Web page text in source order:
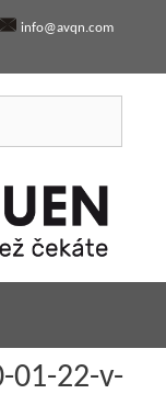
info@avqn.com
01-22-v-